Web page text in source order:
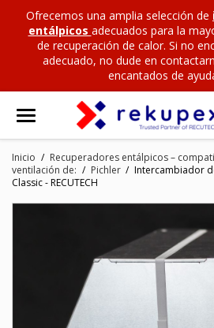
Ofrecemos una amplia selección de
entálpicos adecuados para la
de recuperación de calor. Si no
adecuado, no dude en
encantados de
Inicio
Recuperadores entálpicos –
ventilación de:
Pichler
Intercambiador
Classic - RECUTECH